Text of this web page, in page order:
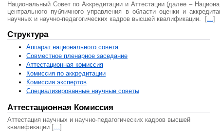
Национальный Совет по Аккредитации и Аттестации (далее –
центрального публичного управления в области оценки и
научных и научно-педагогических кадров высшей квалификации.
[…]
Структура
Аппарат национального совета
Совместное пленарное заседание
Аттестационная комисcия
Комиссия по аккредитации
Комиссия экспертов
Специализированные научные советы
Аттестационная Комиссия
Аттестация научных и научно-педагогических кадров высшей
квалификации […]